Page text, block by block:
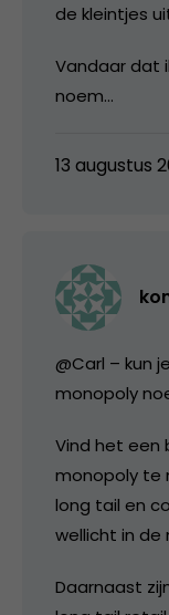
de kleintjes
Vandaar dat
noem…
13 augustus
@Carl – kun
monopoly
Vind het een
monopoly te
long tail en
wellicht in
Daarnaast